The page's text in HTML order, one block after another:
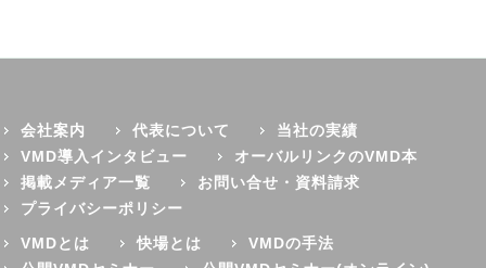
会社案内 代表について
当社の実績
VMD導入インタビュー
オーバルリンクのVMD本
掲載メディア一覧
お問い合せ・資料請求
プライバシーポリシー
VMDとは
快場とは
VMDの手法